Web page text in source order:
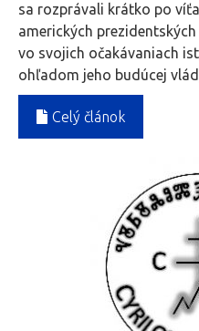
sa rozprávali krátko po
amerických
vo svojich očakávaniach
ohľadom jeho budúcej
Celý článok